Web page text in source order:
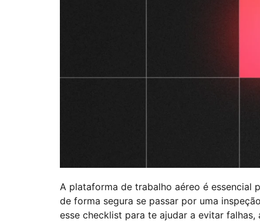
A plataforma de trabalho aéreo é essencial
de forma segura se passar por uma
esse checklist para te ajudar a evitar